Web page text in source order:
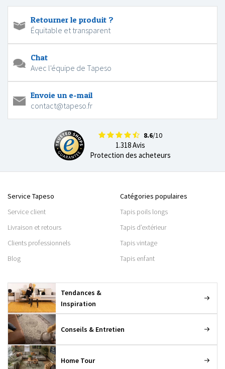
Retourner le produit ?
Équitable et transparent
Chat
Avec l'équipe de Tapeso
Envoie un e-mail
contact@tapeso.fr
8.6/10
1.318 Avis
Protection des acheteurs
Service Tapeso
Service client
Livraison et retours
Clients professionnels
Blog
Catégories populaires
Tapis poils longs
Tapis d’extérieur
Tapis vintage
Tapis enfant
Tendances &
Inspiration
Conseils & Entretien
Home Tour